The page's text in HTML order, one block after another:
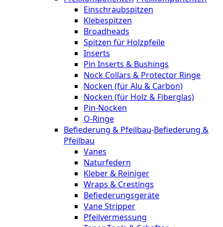
Einschraubspitzen
Klebespitzen
Broadheads
Spitzen für Holzpfeile
Inserts
Pin Inserts & Bushings
Nock Collars & Protector Ringe
Nocken (für Alu & Carbon)
Nocken (für Holz & Fiberglas)
Pin-Nocken
O-Ringe
Befiederung & Pfeilbau-Befiederung &
Pfeilbau
Vanes
Naturfedern
Kleber & Reiniger
Wraps & Crestings
Befiederungsgeräte
Vane Stripper
Pfeilvermessung